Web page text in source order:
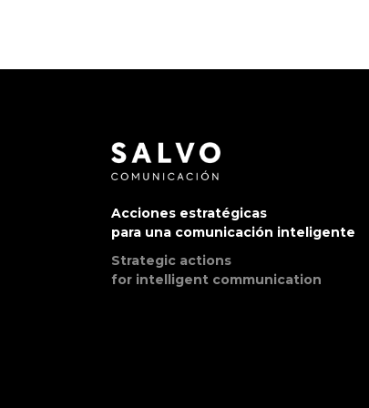
Acciones estratégicas
para una comunicación inteligente
Strategic actions
for intelligent communication